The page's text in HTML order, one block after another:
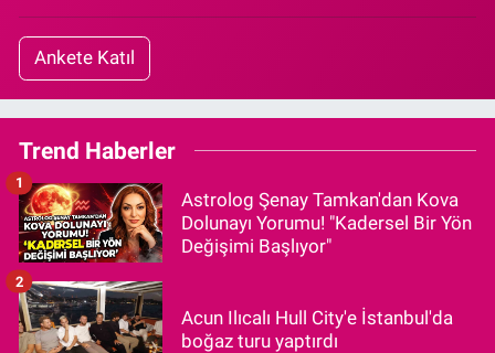
Ankete Katıl
Trend Haberler
Astrolog Şenay Tamkan'dan Kova
Dolunayı Yorumu! "Kadersel Bir Yön
Değişimi Başlıyor"
1
Acun Ilıcalı Hull City'e İstanbul'da
boğaz turu yaptırdı
2